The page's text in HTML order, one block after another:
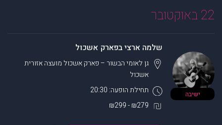
22 באוקטובר
ישיבה
שלמה ארצי בפארק אשכול
תחילת הופעה: 20:30
גן לאומי הבשור – פארק אשכול מועצה אזורית
אשכול
₪279 - ₪299